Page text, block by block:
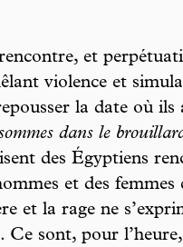
et
violence et
la date où
dans le
des Égyptiens
et des
et la rage ne
Ce sont, pour